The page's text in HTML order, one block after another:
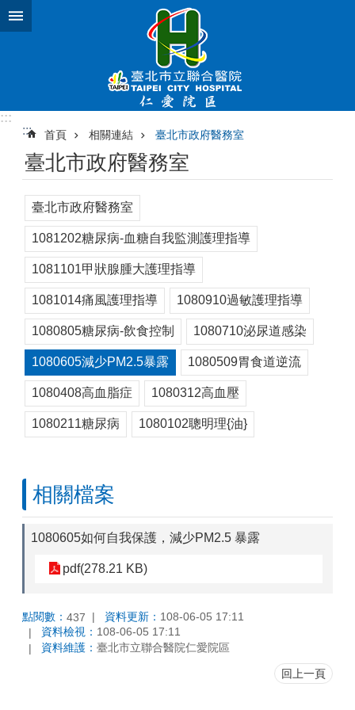
跳到主要內容區塊
:::
:::
首頁 相關連結 臺北市政府醫務室
臺北市政府醫務室
臺北市政府醫務室
1081202糖尿病-血糖自我監測護理指導
1081101甲狀腺腫大護理指導
1081014痛風護理指導 1080910過敏護理指導
1080805糖尿病-飲食控制 1080710泌尿道感染
1080605減少PM2.5暴露 1080509胃食道逆流
1080408高血脂症 1080312高血壓
1080211糖尿病 1080102聰明理{油}
相關檔案
1080605如何自我保護，減少PM2.5 暴露
pdf(278.21 KB)
點閱數： 437 資料更新： 108-06-05 17:11
資料檢視： 108-06-05 17:11
資料維護： 臺北市立聯合醫院仁愛院區
回上一頁